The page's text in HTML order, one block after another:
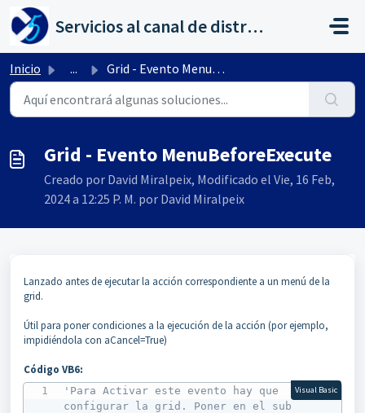
Saltar al contenido principal
Servicios al canal de distribución de AHORA
Inicio ... Grid - Evento MenuBeforeExecute
Grid - Evento MenuBeforeExecute
Creado por David Miralpeix, Modificado el Vie, 16 Feb,
2024 a 12:25 P. M. por David Miralpeix
Lanzado antes de ejecutar la acción correspondiente a un menú de la
grid.
Útil para poner condiciones a la ejecución de la acción (por ejemplo,
impidiéndola con aCancel=True)
Código VB6:
'Para Activar este evento hay que
configurar la grid. Poner en el sub
Visual Basic